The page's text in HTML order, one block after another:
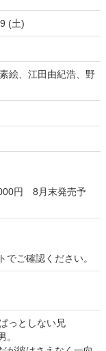
(土)
絵、江田由紀浩、野
円 8月末発売予
ご確認ください。
っとしない兄
。